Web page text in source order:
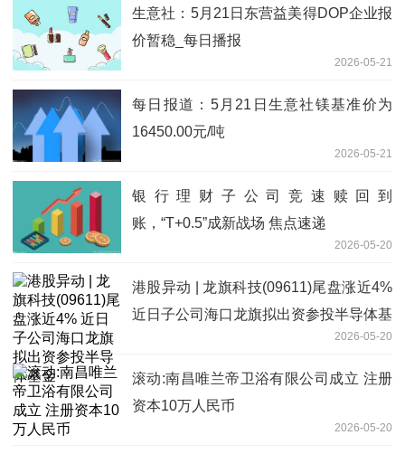
生意社：5月21日东营益美得DOP企业报
价暂稳_每日播报
2026-05-21
每日报道：5月21日生意社镁基准价为
16450.00元/吨
2026-05-21
银行理财子公司竞速赎回到
账，“T+0.5”成新战场 焦点速递
2026-05-20
港股异动 | 龙旗科技(09611)尾盘涨近4%
近日子公司海口龙旗拟出资参投半导体基
2026-05-20
滚动:南昌唯兰帝卫浴有限公司成立 注册
资本10万人民币
2026-05-20